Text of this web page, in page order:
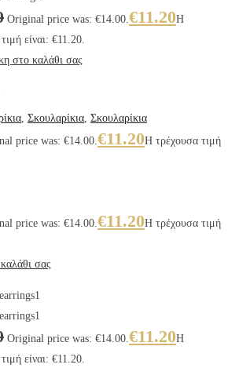
Original price was: €14.00.€11.20Η
είναι: €11.20.
στο καλάθι σας
, Σκουλαρίκια, Σκουλαρίκια
price was: €14.00.€11.20Η τρέχουσα τιμή
price was: €14.00.€11.20Η τρέχουσα τιμή
σας
Original price was: €14.00.€11.20Η
είναι: €11.20.